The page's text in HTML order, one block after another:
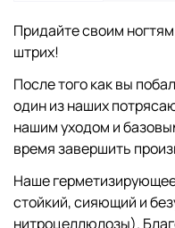
Придайте своим
штрих!
После того как вы
один из наших
нашим уходом и
время завершить
Наше
стойкий, сияющий и
нитроцеллюлозы).